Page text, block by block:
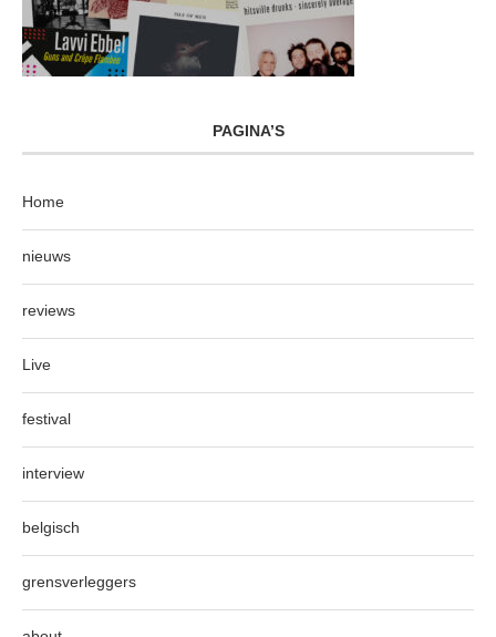
PAGINA’S
Home
nieuws
reviews
Live
festival
interview
belgisch
grensverleggers